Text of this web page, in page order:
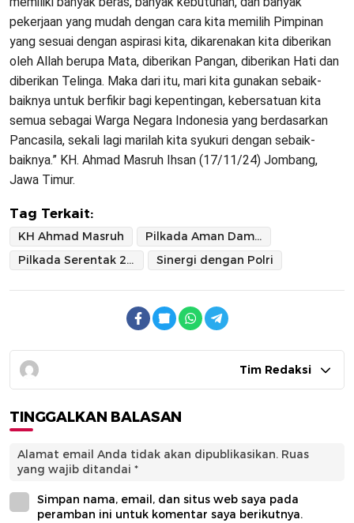
pekerjaan yang mudah dengan cara kita memilih Pimpinan
yang sesuai dengan aspirasi kita, dikarenakan kita diberikan
oleh Allah berupa Mata, diberikan Pangan, diberikan Hati dan
diberikan Telinga. Maka dari itu, mari kita gunakan sebaik-
baiknya untuk berfikir bagi kepentingan, kebersatuan kita
semua sebagai Warga Negara Indonesia yang berdasarkan
Pancasila, sekali lagi marilah kita syukuri dengan sebaik-
baiknya.” KH. Ahmad Masruh Ihsan (17/11/24) Jombang,
Jawa Timur.
Tag Terkait:
KH Ahmad Masruh
Pilkada Aman Damai
Pilkada Serentak 2024
Sinergi dengan Polri
Tim Redaksi
TINGGALKAN BALASAN
Alamat email Anda tidak akan dipublikasikan. Ruas
yang wajib ditandai *
Simpan nama, email, dan situs web saya pada
peramban ini untuk komentar saya berikutnya.